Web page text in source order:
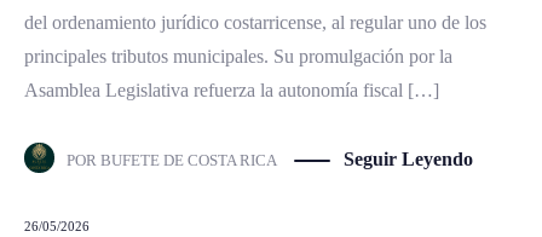
del ordenamiento jurídico costarricense, al regular uno de los
principales tributos municipales. Su promulgación por la
Asamblea Legislativa refuerza la autonomía fiscal […]
POR BUFETE DE COSTA RICA Seguir Leyendo
26/05/2026